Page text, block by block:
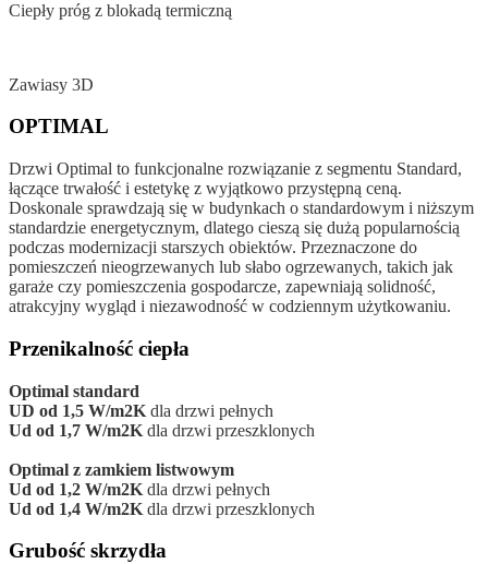
Ciepły próg z blokadą termiczną
Zawiasy 3D
OPTIMAL
Drzwi Optimal to funkcjonalne rozwiązanie z segmentu Standard,
łączące trwałość i estetykę z wyjątkowo przystępną ceną.
Doskonale sprawdzają się w budynkach o standardowym i niższym
standardzie energetycznym, dlatego cieszą się dużą popularnością
podczas modernizacji starszych obiektów. Przeznaczone do
pomieszczeń nieogrzewanych lub słabo ogrzewanych, takich jak
garaże czy pomieszczenia gospodarcze, zapewniają solidność,
atrakcyjny wygląd i niezawodność w codziennym użytkowaniu.
Przenikalność ciepła
Optimal standard
UD od 1,5 W/m2K dla drzwi pełnych
Ud od 1,7 W/m2K dla drzwi przeszklonych
Optimal z zamkiem listwowym
Ud od 1,2 W/m2K dla drzwi pełnych
Ud od 1,4 W/m2K dla drzwi przeszklonych
Grubość skrzydła